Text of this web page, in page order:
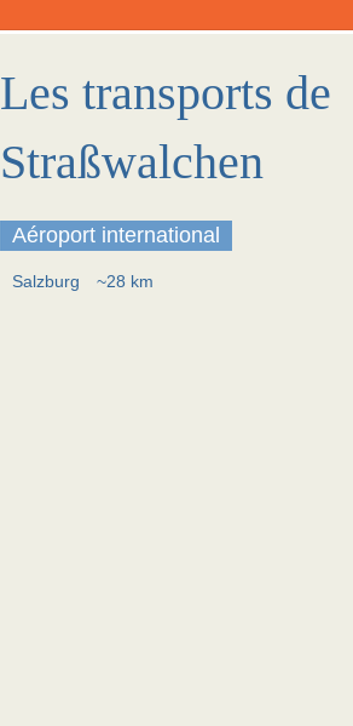
Les transports de
Straßwalchen
Aéroport international
Salzburg ~28 km